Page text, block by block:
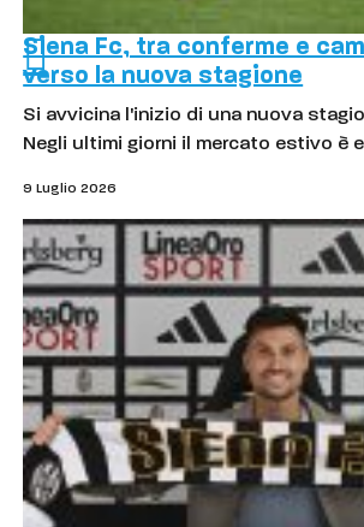
Siena Fc, tra conferme e
verso la nuova stagione
Si avvicina l'inizio di una nuova
Negli ultimi giorni il mercato estivo è
9 Luglio 2026